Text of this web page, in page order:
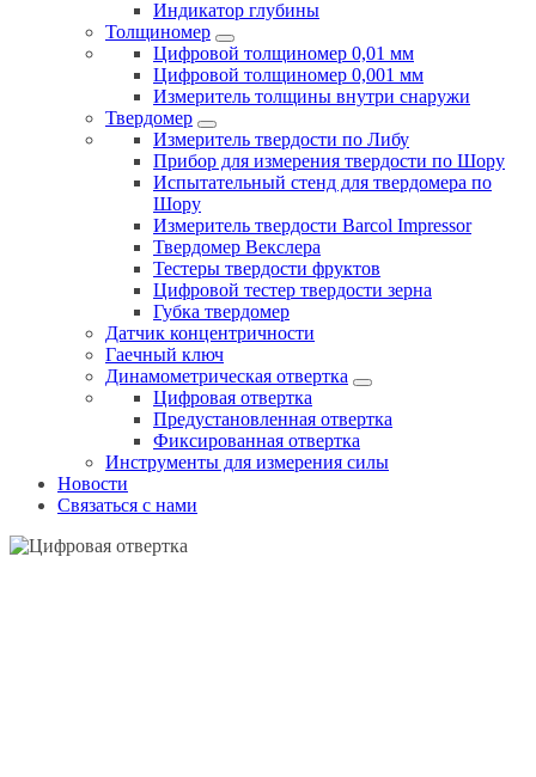
Индикатор глубины
Толщиномер
Цифровой толщиномер 0,01 мм
Цифровой толщиномер 0,001 мм
Измеритель толщины внутри снаружи
Твердомер
Измеритель твердости по Либу
Прибор для измерения твердости по Шору
Испытательный стенд для твердомера по
Шору
Измеритель твердости Barcol Impressor
Твердомер Векслера
Тестеры твердости фруктов
Цифровой тестер твердости зерна
Губка твердомер
Датчик концентричности
Гаечный ключ
Динамометрическая отвертка
Цифровая отвертка
Предустановленная отвертка
Фиксированная отвертка
Инструменты для измерения силы
Новости
Связаться с нами